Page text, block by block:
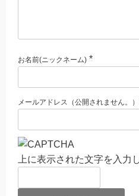
お名前(ニックネーム) *
メールアドレス（公開されません。）
上に表示された文字を入力